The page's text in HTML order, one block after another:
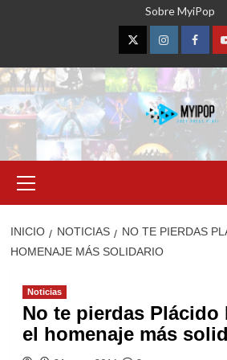
Sobre MyiPop
TwitterInstagram
primario
INICIO NOTICIAS
NO TE PIERDAS
HOMENAJE MÁS SOLIDARIO
Noticias
No te pierdas Plácido
el homenaje más